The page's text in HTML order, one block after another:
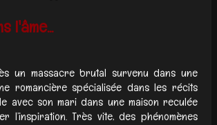
l'âme...
un massacre brutal survenu dans une
romancière spécialisée dans les récits
avec son mari dans une maison reculée
l’inspiration. Très vite, des phénomènes